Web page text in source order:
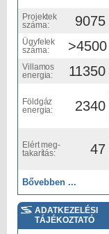
Projektek
száma:
9075
Ügyfelek
száma:
>4500
Villamos
energia:
11350
Földgáz
energia:
2340
Elért meg-
takarítás:
47
Bővebben ...
ADATKEZELÉSI
TÁJÉKOZTATÓ